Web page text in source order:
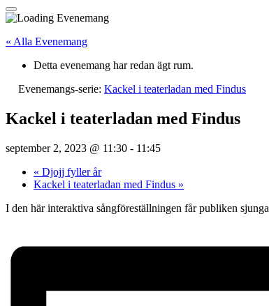
« Alla Evenemang
Detta evenemang har redan ägt rum.
Evenemangs-serie: Kackel i teaterladan med Findus
Kackel i teaterladan med Findus
september 2, 2023 @ 11:30 - 11:45
« Djojj fyller år
Kackel i teaterladan med Findus »
I den här interaktiva sångföreställningen får publiken